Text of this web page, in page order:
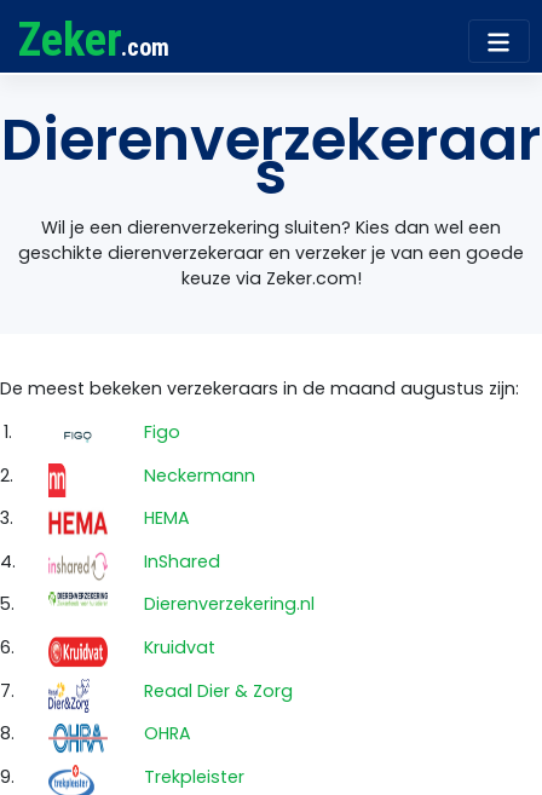
Zeker.com
Dierenverzekeraar
s
Wil je een dierenverzekering sluiten? Kies dan wel een
geschikte dierenverzekeraar en verzeker je van een goede
keuze via Zeker.com!
De meest bekeken verzekeraars in de maand augustus zijn:
1.
Figo
2.
Neckermann
3.
HEMA
4.
InShared
5.
Dierenverzekering.nl
6.
Kruidvat
7.
Reaal Dier & Zorg
8.
OHRA
9.
Trekpleister